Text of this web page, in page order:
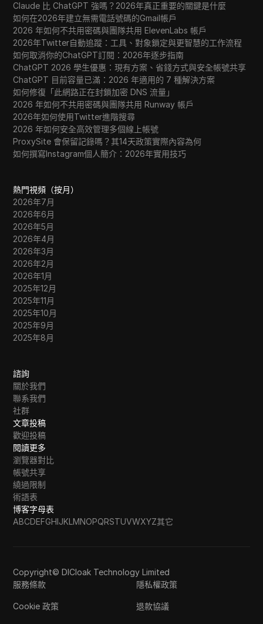
Claude 比 ChatGPT 強嗎？2026年真正重要的關鍵是什麼
如何在2026年建立無需電話號碼的Gmail帳戶
2026 年如何不共用密碼與團隊共用 ElevenLabs 帳戶
2026年Twitter自動追蹤：工具、對象鎖定與更智慧的工作流程
如何取消你的ChatGPT訂閱：2026年逐步指南
ChatGPT 2026 學生優惠：現有方案、省錢方式與安全帳號共享
ChatGPT 目前容量已滿：2026 年適用的 7 種解決方案
如何修復「此網路正在封鎖加密 DNS 流量」
2026 年如何不共用密碼與團隊共用 Runway 帳戶
2026年如何使用Twitter進階搜尋
2026 年如何安全高效管理多個線上帳號
ProxySite 會保留記錄嗎？其14天政策實際內容為何
如何撰寫Instagram個人簡介：2026年實用技巧
熱門視頻（按月）
2026年7月
2026年6月
2026年5月
2026年4月
2026年3月
2026年2月
2026年1月
2025年12月
2025年11月
2025年10月
2025年9月
2025年8月
諮詢
關於我們
聯系我們
社群
文章投稿
歡迎投稿
閱讀更多
瀏覽器對比
帳號共享
繞過限制
術語表
博客字母表
ABCDEFGHIJKLMNOPQRSTUVWXYZ其它
Copyright© DICloak Technology Limited
服務條款
隱私權政策
Cookie 政策 退款協議